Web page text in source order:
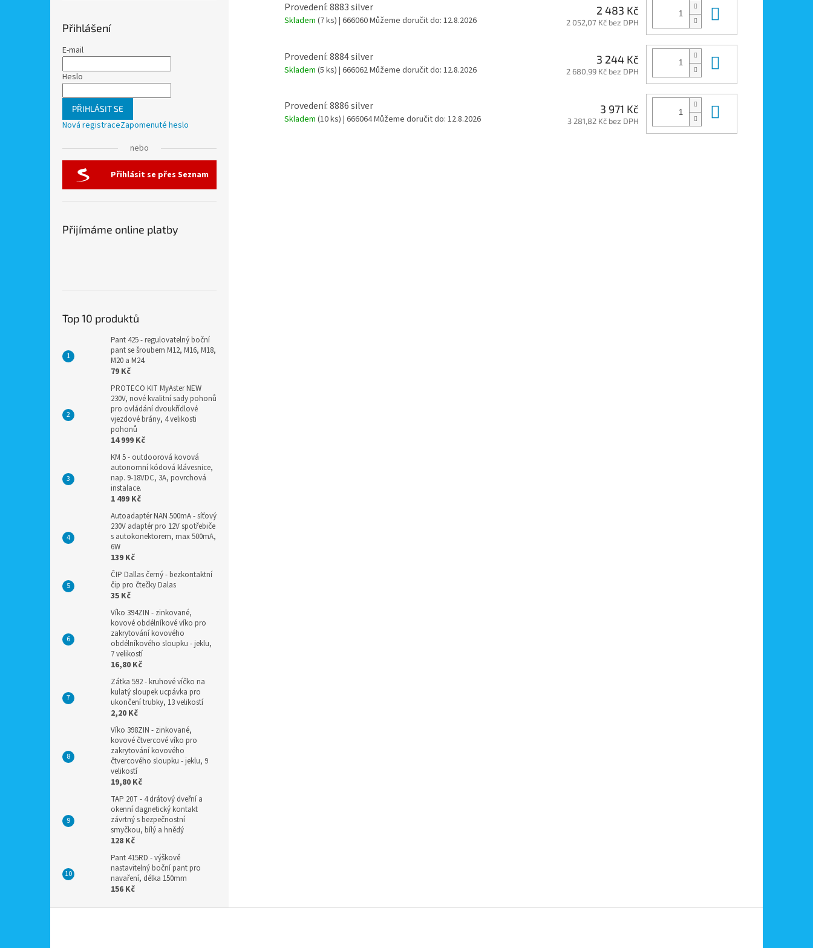
Přihlášení
E-mail
Heslo
PŘIHLÁSIT SE
Nová registraceZapomenuté heslo
nebo
Přihlásit se přes Seznam
Přijímáme online platby
Top 10 produktů
Pant 425 - regulovatelný boční
pant se šroubem M12, M16, M18,
M20 a M24.
79 Kč
PROTECO KIT MyAster NEW
230V, nové kvalitní sady pohonů
pro ovládání dvoukřídlové
vjezdové brány, 4 velikosti
pohonů
14 999 Kč
KM 5 - outdoorová kovová
autonomní kódová klávesnice,
nap. 9-18VDC, 3A, povrchová
instalace.
1 499 Kč
Autoadaptér NAN 500mA - síťový
230V adaptér pro 12V spotřebiče
s autokonektorem, max 500mA,
6W
139 Kč
ČIP Dallas černý - bezkontaktní
čip pro čtečky Dalas
35 Kč
Víko 394ZIN - zinkované,
kovové obdélníkové víko pro
zakrytování kovového
obdélníkového sloupku - jeklu,
7 velikostí
16,80 Kč
Zátka 592 - kruhové víčko na
kulatý sloupek ucpávka pro
ukončení trubky, 13 velikostí
2,20 Kč
Víko 398ZIN - zinkované,
kovové čtvercové víko pro
zakrytování kovového
čtvercového sloupku - jeklu, 9
velikostí
19,80 Kč
TAP 20T - 4 drátový dveřní a
okenní dagnetický kontakt
závrtný s bezpečnostní
smyčkou, bílý a hnědý
128 Kč
Pant 415RD - výškově
nastavitelný boční pant pro
navaření, délka 150mm
156 Kč
Provedení: 8883 silver
Skladem (7 ks) | 666060Můžeme doručit do: 12.8.2026
2 483 Kč
2 052,07 Kč bez DPH
Provedení: 8884 silver
Skladem (5 ks) | 666062Můžeme doručit do: 12.8.2026
3 244 Kč
2 680,99 Kč bez DPH
Provedení: 8886 silver
Skladem (10 ks) | 666064Můžeme doručit do: 12.8.2026
3 971 Kč
3 281,82 Kč bez DPH